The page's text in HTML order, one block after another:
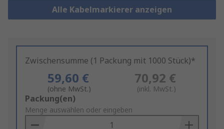
Alle Kabelmarkierer anzeigen
Zwischensumme (1 Packung mit 1000 Stück)*
59,60 €
(ohne MwSt.)
70,92 €
(inkl. MwSt.)
Add
to
Basket
Packung(en)
Menge auswählen oder eingeben